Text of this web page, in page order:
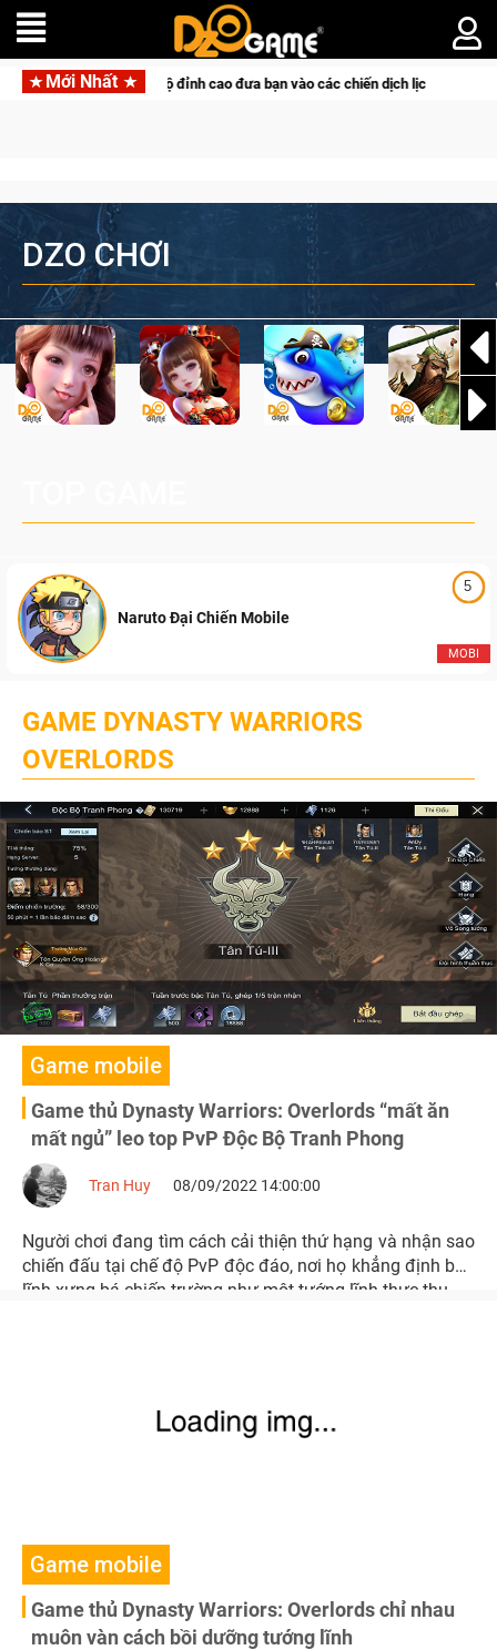
Mới Nhất
tọa độ đỉnh cao đưa bạn vào các chiến dịch lịch sử khốc liệt
DZO CHƠI
5
MOBI
Naruto Đại Chiến Mobile
GAME DYNASTY WARRIORS
OVERLORDS
Game mobile
Game thủ Dynasty Warriors: Overlords “mất ăn
mất ngủ” leo top PvP Độc Bộ Tranh Phong
Tran Huy 08/09/2022 14:00:00
Người chơi đang tìm cách cải thiện thứ hạng và nhận sao
chiến đấu tại chế độ PvP độc đáo, nơi họ khẳng định bản
lĩnh xưng bá chiến trường như một tướng lĩnh thực thụ.
Game mobile
Game thủ Dynasty Warriors: Overlords chỉ nhau
muôn vàn cách bồi dưỡng tướng lĩnh